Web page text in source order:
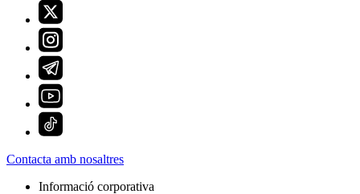
Contacta amb nosaltres
Informació corporativa